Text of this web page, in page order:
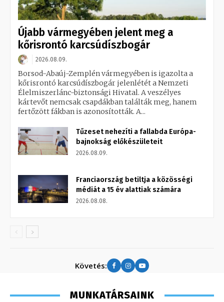
Újabb vármegyében jelent meg a
kőrisrontó karcsúdíszbogár
2026.08.09.
Borsod-Abaúj-Zemplén vármegyében is igazolta a
kőrisrontó karcsúdíszbogár jelenlétét a Nemzeti
Élelmiszerlánc-biztonsági Hivatal. A veszélyes
kártevőt nemcsak csapdákban találták meg, hanem
fertőzött fákban is azonosították. A...
Tűzeset nehezíti a fallabda Európa-
bajnokság előkészületeit
2026.08.09.
Franciaország betiltja a közösségi
médiát a 15 év alattiak számára
2026.08.08.
Követés:
MUNKATÁRSAINK